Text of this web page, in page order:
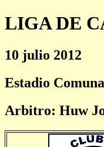
LIGA DE
10 julio 2012
Estadio
Arbitro: Huw